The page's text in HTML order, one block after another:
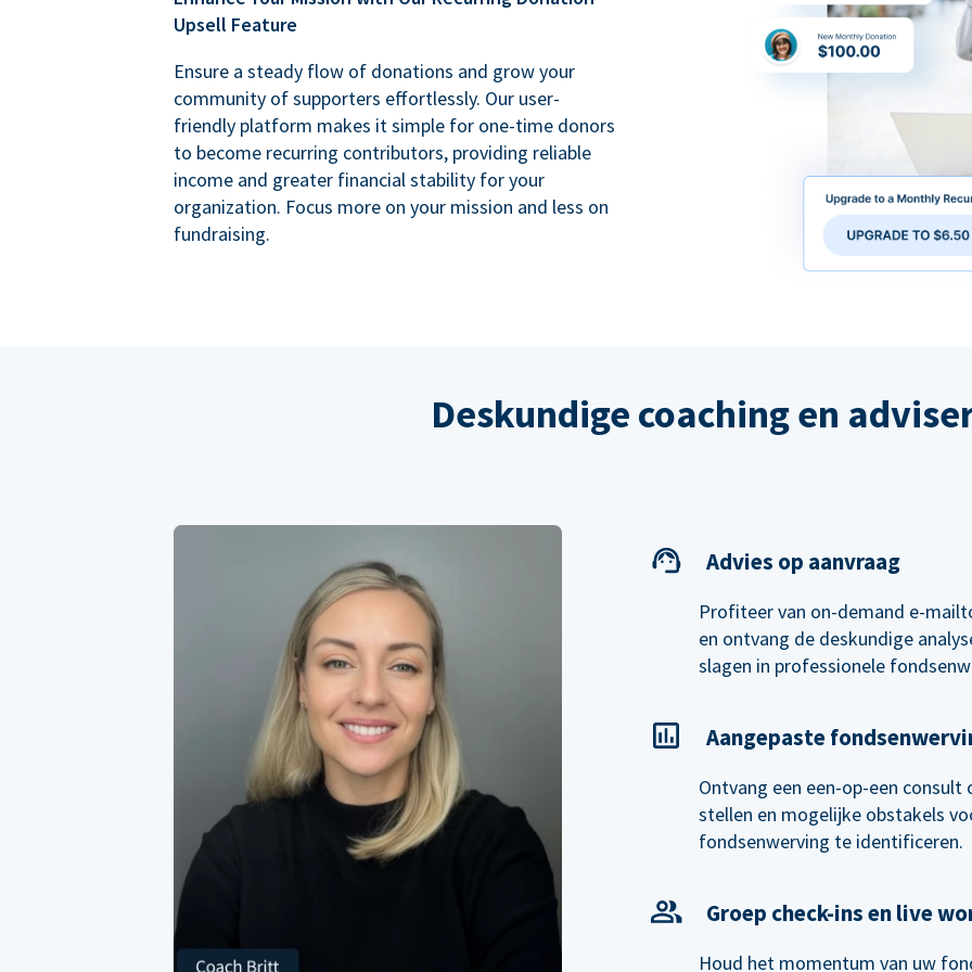
Upsell Feature
Ensure a steady flow of donations and grow your
community of supporters effortlessly. Our user-
friendly platform makes it simple for one-time donors
to become recurring contributors, providing reliable
income and greater financial stability for your
organization. Focus more on your mission and less on
fundraising.
Deskundige coaching en
Advies op aanvraag
Profiteer van on-demand e-
en ontvang de deskundige
slagen in professionele
Aangepaste
Ontvang een een-op-een
stellen en mogelijke obstakels
fondsenwerving te identificeren.
Groep check-ins en live
Houd het momentum van uw